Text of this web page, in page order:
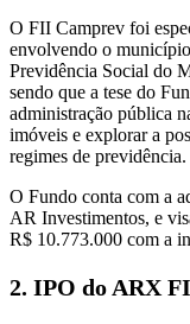
O FII Camprev foi
envolvendo o
Previdência Social do
sendo que a tese do
administração pública
imóveis e explorar a
regimes de previdência.
O Fundo conta com a
AR Investimentos, e
R$ 10.773.000 com a
2. IPO do ARX